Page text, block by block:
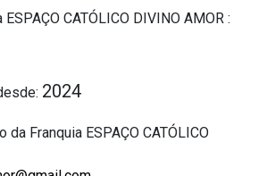
CATÓLICO DIVINO AMOR :
2024
da Franquia ESPAÇO CATÓLICO